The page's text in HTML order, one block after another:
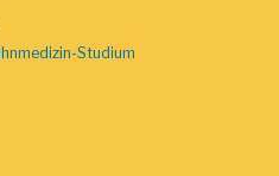
Studium